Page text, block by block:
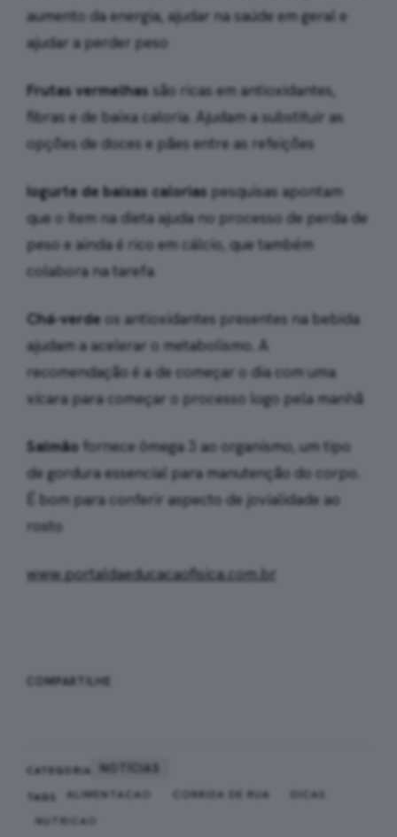
aumento da energia, ajudar na saúde em geral e
ajudar a perder peso
Frutas vermelhas são ricas em antioxidantes,
fibras e de baixa caloria. Ajudam a substituir as
opções de doces e pães entre as refeições
Iogurte de baixas calorias pesquisas apontam
que o item na dieta ajuda no processo de perda de
peso e ainda é rico em cálcio, que também
colabora na tarefa
Chá-verde os antioxidantes presentes na bebida
ajudam a acelerar o metabolismo. A
recomendação é a de começar o dia com uma
xícara para começar o processo logo pela manhã
Salmão fornece ômega 3 ao organismo, um tipo
de gordura essencial para manutenção do corpo.
É bom para conferir aspecto de jovialidade ao
rosto
www.portaldaeducacaofisica.com.br
COMPARTILHE
CATEGORIA NOTÍCIAS
TAGS ALIMENTACAO CORRIDA DE RUA
DICAS
NUTRICAO